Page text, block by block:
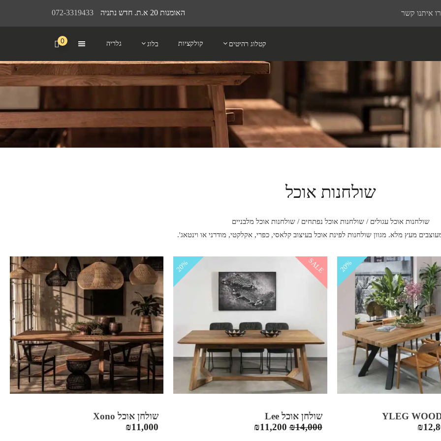
072-3319433 האומנות 20 א.ת. חדש נתניה איתנו קשר
קטלוג רהיטים קולקציות בלוג גלריה 0
שולחנות אוכל
שולחנות אוכל עגולים / שולחנות אוכל נפתחים / שולחנות אוכל מלבניים
מעץ מלא. מגוון שולחנות לפינת אוכל בעיצוב קלאסי, כפרי, אקלקטי, מודרני או וינטאג'.
20%
₪
20% SALE
שולחן אוכל Lee
₪14,000
המחיר ₪11,200
שולחן אוכל Xono
₪11,000